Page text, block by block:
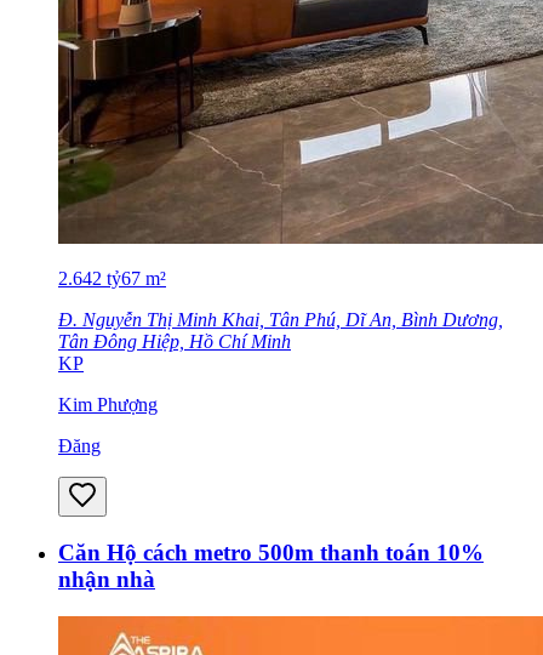
2.642 tỷ67 m²
Đ. Nguyễn Thị Minh Khai, Tân Phú, Dĩ An, Bình Dương,
Tân Đông Hiệp, Hồ Chí Minh
KP
Kim Phượng
Đăng
Căn Hộ cách metro 500m thanh toán 10%
nhận nhà